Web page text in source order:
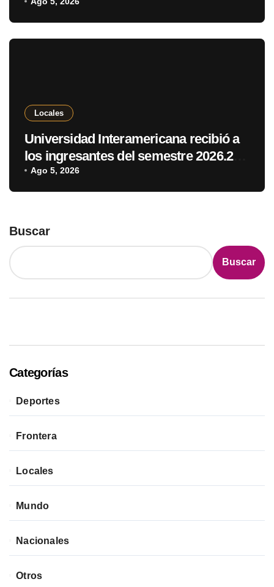
Pedro Juan Caballero
Locales
Universidad Interamericana recibió a
los ingresantes del semestre 2026.2
en Pedro Juan Caballero
Ago 5, 2026
Buscar
Buscar
Categorías
Deportes
Frontera
Locales
Mundo
Nacionales
Otros